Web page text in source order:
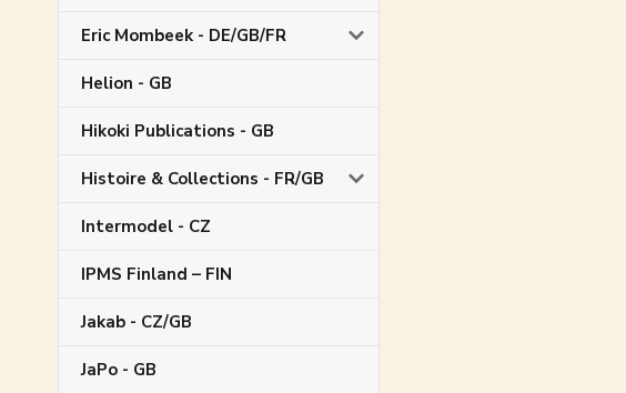
Eric Mombeek - DE/GB/FR
Helion - GB
Hikoki Publications - GB
Histoire & Collections - FR/GB
Intermodel - CZ
IPMS Finland – FIN
Jakab - CZ/GB
JaPo - GB